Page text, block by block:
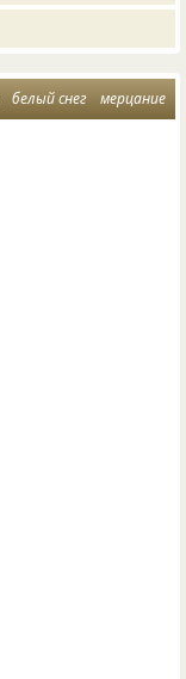
белый снег мерцание